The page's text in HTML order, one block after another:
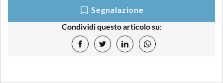
Segnalazione
Condividi questo articolo su: